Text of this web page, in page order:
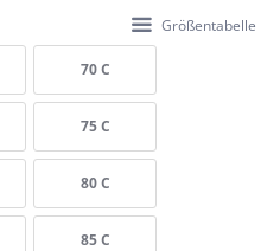
Größentabelle
70 C
75 C
80 C
85 C